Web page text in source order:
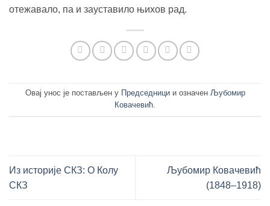
отежавало, па и зауставило њихов рад.
Овај унос је постављен у Председниции означен Љубомир
Ковачевић.
Из историје СКЗ: О Колу
СКЗ
Љубомир Ковачевић
(1848–1918)